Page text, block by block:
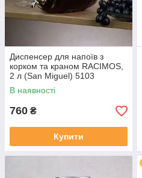
Диспенсер для напоїв з
корком та краном RACIMOS,
2 л (San Miguel) 5103
В наявності
760 ₴
Купити